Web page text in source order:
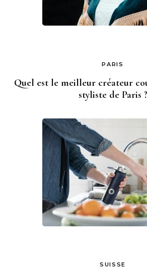
PARIS
Quel est le meilleur créateur
styliste de Paris ?
SUISSE